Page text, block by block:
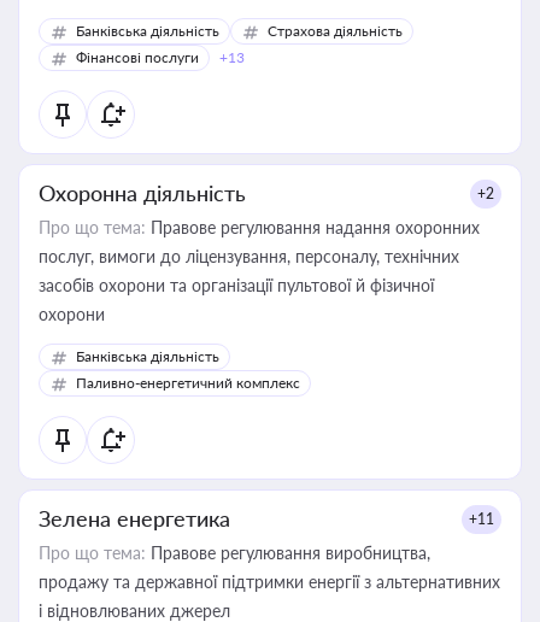
Банківська діяльність
Страхова діяльність
Фінансові послуги
+13
Охоронна діяльність +2
Про що тема: Правове регулювання надання охоронних
послуг, вимоги до ліцензування, персоналу, технічних
засобів охорони та організації пультової й фізичної
охорони
Банківська діяльність
Паливно-енергетичний комплекс
Зелена енергетика +11
Про що тема: Правове регулювання виробництва,
продажу та державної підтримки енергії з альтернативних
і відновлюваних джерел